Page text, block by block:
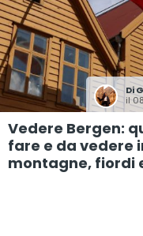
Di
il
Vedere Bergen:
fare e da vedere
montagne, fiordi